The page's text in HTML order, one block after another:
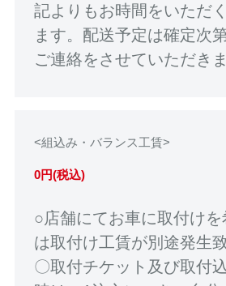
記よりもお時間をいただ
ます。配送予定は確定次
ご連絡をさせていただきま
<組込み・バランス工賃>
0円(税込)
○店舗にてお車に取付けを
は取付け工賃が別途発生
〇取付チケット及び取付